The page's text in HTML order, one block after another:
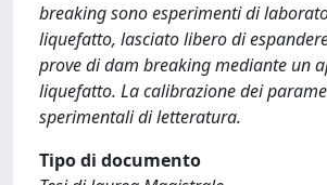
breaking sono esperimenti di
liquefatto, lasciato libero di
prove di dam breaking mediante un
liquefatto. La calibrazione dei
sperimentali di letteratura.
Tipo di documento